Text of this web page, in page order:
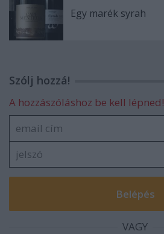
Egy marék syrah
Szólj hozzá!
A hozzászóláshoz be kell lépned!
VAGY